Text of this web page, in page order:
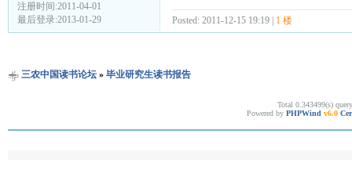
注册时间:2011-04-01
最后登录:2013-01-29
Posted: 2011-12-15 19:19 | 1 楼
三农中国读书论坛» 毕业研究生读书报告
Total 0.343499(s)
Powered by PHPWind v6.0